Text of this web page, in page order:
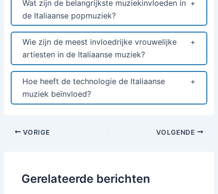
Wat zijn de belangrijkste muziekinvloeden in
de Italiaanse popmuziek?
Wie zijn de meest invloedrijke vrouwelijke
artiesten in de Italiaanse muziek?
Hoe heeft de technologie de Italiaanse
muziek beïnvloed?
BerichtVORIGE VOLGENDE
Gerelateerde berichten